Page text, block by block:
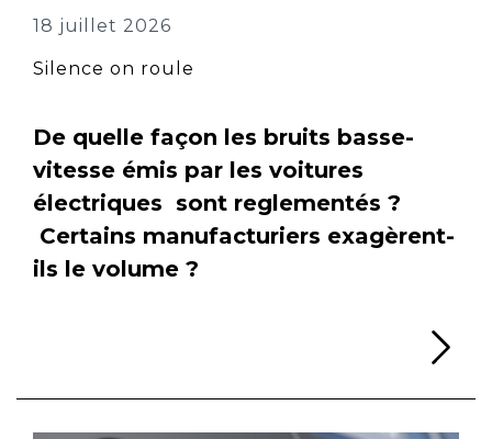
18 juillet 2026
Silence on roule
De quelle façon les bruits basse-
vitesse émis par les voitures
électriques sont reglementés ?
Certains manufacturiers exagèrent-
ils le volume ?